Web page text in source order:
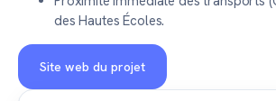
des Hautes Écoles.
Site web du projet